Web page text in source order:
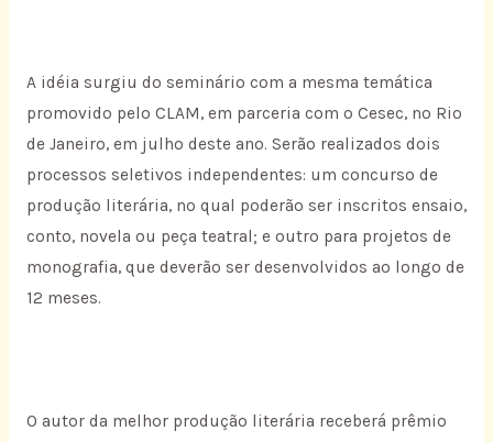
A idéia surgiu do seminário com a mesma temática
promovido pelo CLAM, em parceria com o Cesec, no Rio
de Janeiro, em julho deste ano. Serão realizados dois
processos seletivos independentes: um concurso de
produção literária, no qual poderão ser inscritos ensaio,
conto, novela ou peça teatral; e outro para projetos de
monografia, que deverão ser desenvolvidos ao longo de
12 meses.
O autor da melhor produção literária receberá prêmio